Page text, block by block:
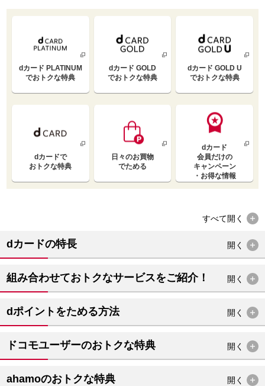
dカード PLATINUM
でおトクな特典
dカード GOLD
でおトクな特典
dカード GOLD U
でおトクな特典
dカードで
おトクな特典
日々のお買物
でためる
dカード
会員だけの
キャンペーン
・お得な情報
すべて開く
dカードの特長 開く
組み合わせておトクなサービスをご紹介！ 開く
dポイントをためる方法 開く
ドコモユーザーのおトクな特典 開く
ahamoのおトクな特典 開く